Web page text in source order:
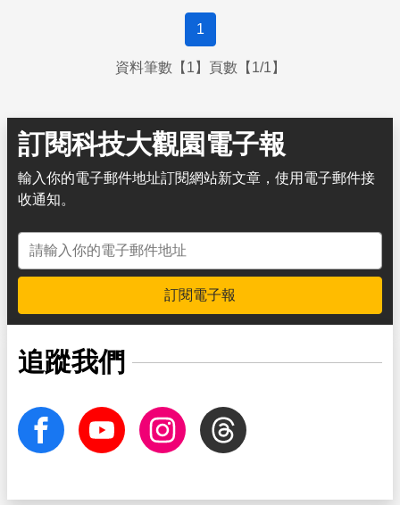
1
資料筆數【1】頁數【1/1】
訂閱科技大觀園電子報
輸入你的電子郵件地址訂閱網站新文章，使用電子郵件接
收通知。
電子郵件地址
訂閱電子報
追蹤我們
facebook Youtube InstagramThreads